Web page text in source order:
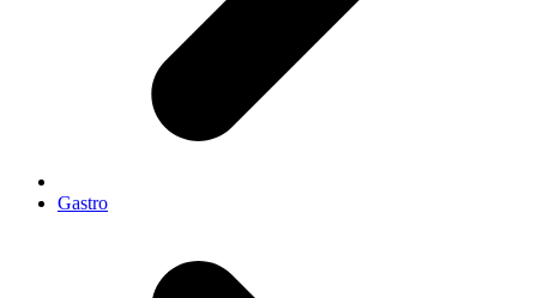
Gastro